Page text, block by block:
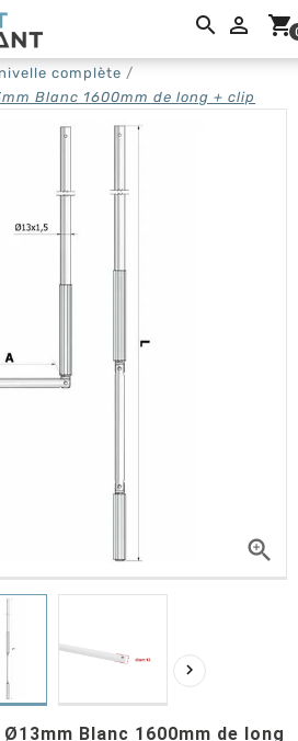
 shopping_cart
complète
Blanc 1600mm de long + clip


Blanc 1600mm de long